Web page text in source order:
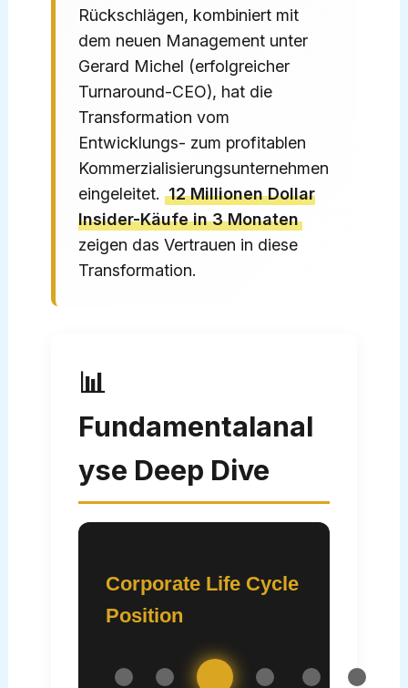
Rückschlägen, kombiniert mit
dem neuen Management unter
Gerard Michel (erfolgreicher
Turnaround-CEO), hat die
Transformation vom
Entwicklungs- zum profitablen
Kommerzialisierungsunternehmen
eingeleitet.12 Millionen Dollar
Insider-Käufe in 3 Monaten
zeigen das Vertrauen in diese
Transformation.
📊
Fundamentalanal
yse Deep Dive
Corporate Life Cycle
Position